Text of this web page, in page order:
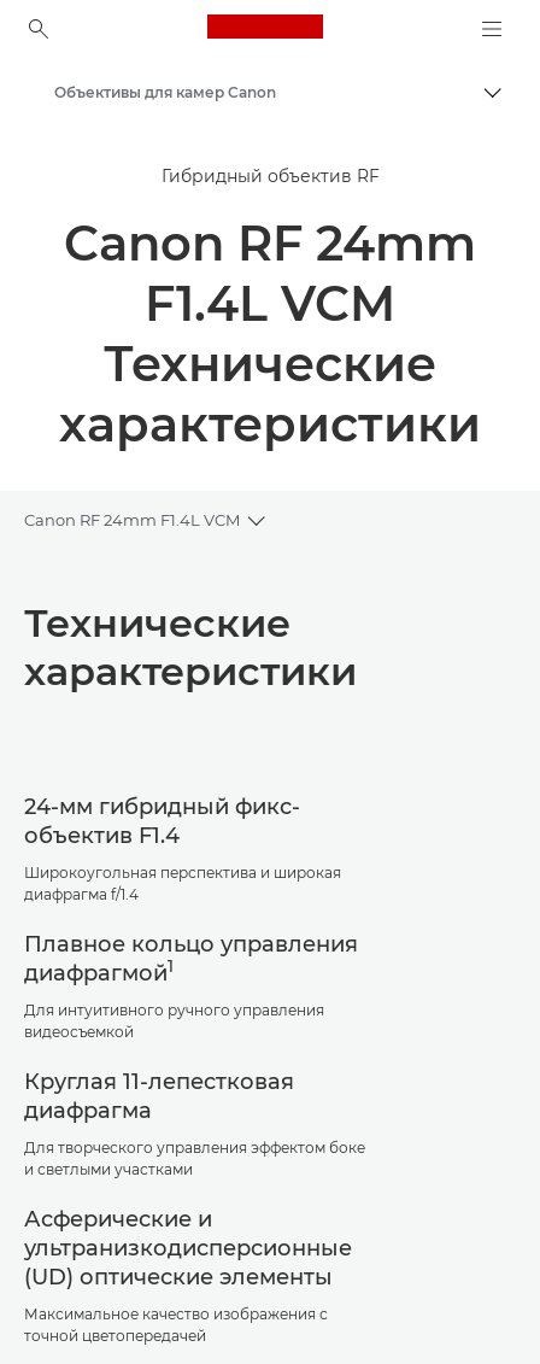
Canon Logo, back to
Объективы для камер Canon
Гибридный объектив RF
Canon RF 24mm
F1.4L VCM
Технические
характеристики
Canon RF 24mm F1.4L VCM
Toggle breadcrumbs
Технические характеристики
Технические
характеристики
24-мм гибридный фикс-
объектив F1.4
Широкоугольная перспектива и широкая
диафрагма f/1.4
Плавное кольцо управления
диафрагмой1
Для интуитивного ручного управления
видеосъемкой
Круглая 11-лепестковая
диафрагма
Для творческого управления эффектом боке
и светлыми участками
Асферические и
ультранизкодисперсионные
(UD) оптические элементы
Максимальное качество изображения с
точной цветопередачей